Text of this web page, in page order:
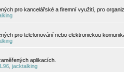
pro kancelářské a firemní využití, pro
pro telefonování nebo elektronickou
aplikacích.
jacktalking